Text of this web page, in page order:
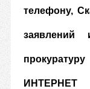
телефону,